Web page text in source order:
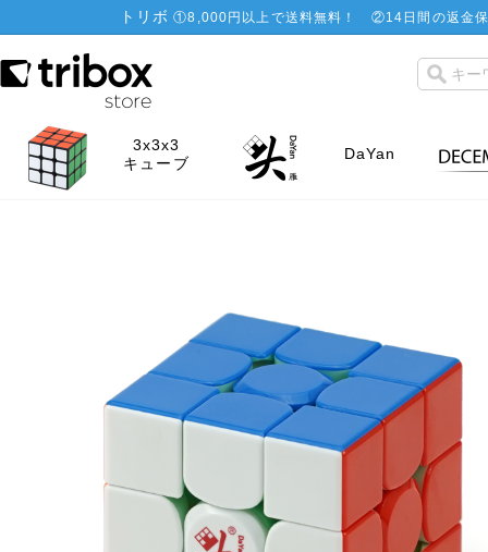
トリボ ①8,000円以上で送料無料！ ②14日間の返金
3x3x3
キューブ
DaYan